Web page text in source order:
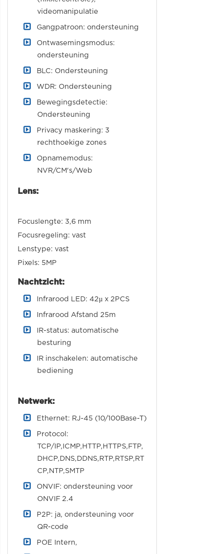
videomanipulatie
Gangpatroon: ondersteuning
Ontwasemingsmodus:
ondersteuning
BLC: Ondersteuning
WDR: Ondersteuning
Bewegingsdetectie:
Ondersteuning
Privacy maskering: 3
rechthoekige zones
Opnamemodus:
NVR/CM's/Web
Lens:
Focuslengte: 3,6 mm
Focusregeling: vast
Lenstype: vast
Pixels: 5MP
Nachtzicht:
Infrarood LED: 42µ x 2PCS
Infrarood Afstand 25m
IR-status: automatische
besturing
IR inschakelen: automatische
bediening
Netwerk:
Ethernet: RJ-45 (10/100Base-T)
Protocol:
TCP/IP,ICMP,HTTP,HTTPS,FTP,
DHCP,DNS,DDNS,RTP,RTSP,RT
CP,NTP,SMTP
ONVIF: ondersteuning voor
ONVIF 2.4
P2P: ja, ondersteuning voor
QR-code
POE Intern,